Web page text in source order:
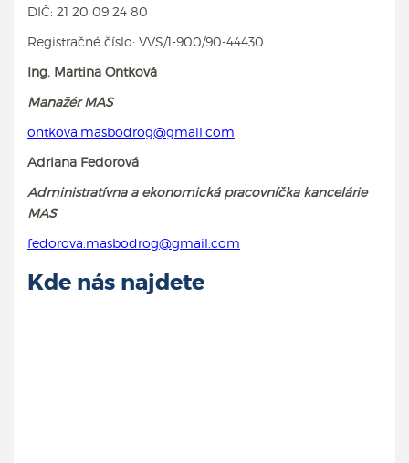
DIČ: 21 20 09 24 80
Registračné číslo: VVS/1-900/90-44430
Ing. Martina Ontková
Manažér MAS
ontkova.masbodrog@gmail.com
Adriana Fedorová
Administratívna a ekonomická pracovníčka kancelárie
MAS
fedorova.masbodrog@gmail.com
Kde nás najdete